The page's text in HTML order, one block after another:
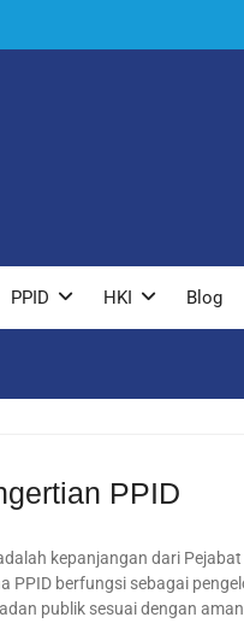
PPID HKI Blog
PPID
kepanjangan dari
PPID berfungsi sebagai
publik sesuai dengan